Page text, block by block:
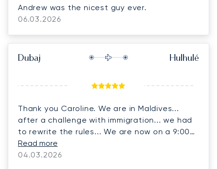
Andrew was the nicest guy ever.
06.03.2026
Dubaj Hulhulé
Thank you Caroline. We are in Maldives...
after a challenge with immigration... we had
to rewrite the rules... We are now on a 9:00
p.m. flight to Colombo and connecting flight
back to Melbourne and should be with our
Read more
04.03.2026